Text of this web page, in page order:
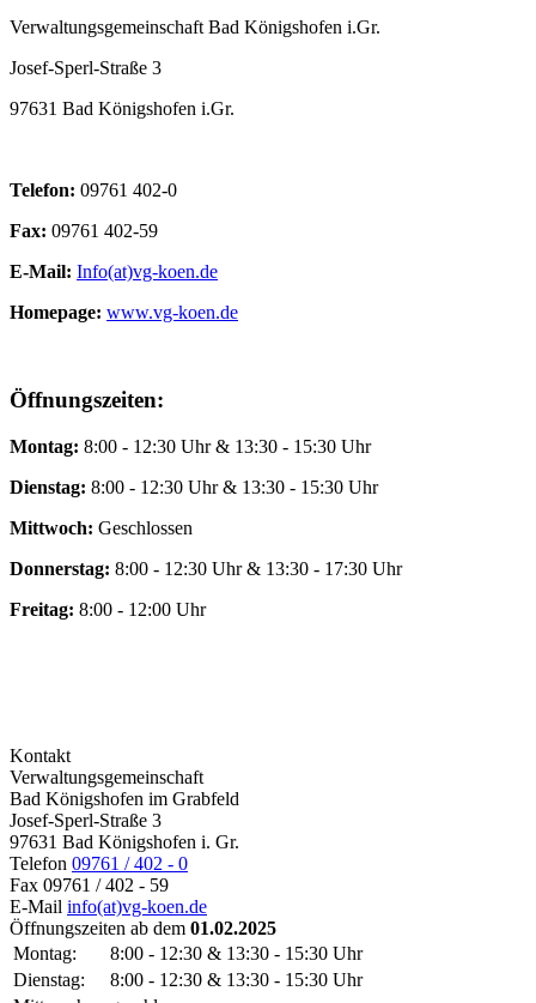
Verwaltungsgemeinschaft Bad Königshofen i.Gr.
Josef-Sperl-Straße 3
97631 Bad Königshofen i.Gr.
Telefon: 09761 402-0
Fax: 09761 402-59
E-Mail: Info(at)vg-koen.de
Homepage: www.vg-koen.de
Öffnungszeiten:
Montag: 8:00 - 12:30 Uhr & 13:30 - 15:30 Uhr
Dienstag: 8:00 - 12:30 Uhr & 13:30 - 15:30 Uhr
Mittwoch: Geschlossen
Donnerstag: 8:00 - 12:30 Uhr & 13:30 - 17:30 Uhr
Freitag: 8:00 - 12:00 Uhr
Kontakt
Verwaltungsgemeinschaft
Bad Königshofen im Grabfeld
Josef-Sperl-Straße 3
97631 Bad Königshofen i. Gr.
Telefon 09761 / 402 - 0
Fax 09761 / 402 - 59
E-Mail info(at)vg-koen.de
Öffnungszeiten ab dem 01.02.2025
Montag:
8:00 - 12:30 & 13:30 - 15:30 Uhr
Dienstag:
8:00 - 12:30 & 13:30 - 15:30 Uhr